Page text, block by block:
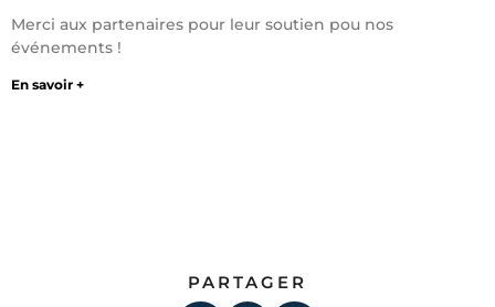
Merci aux partenaires pour leur soutien pou nos
événements !
En savoir +
PARTAGER